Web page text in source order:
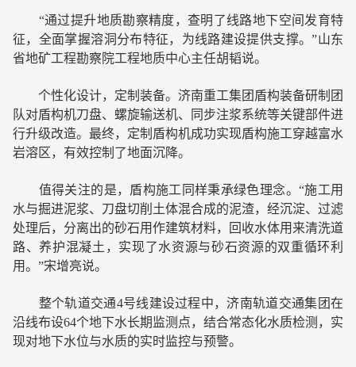
“通过提升地质勘察精度，查明了线路地下空间发育特
征，全面掌握溶洞分布特征，为线路建设提供支撑。”山东
省地矿工程勘察院工程地质中心主任胡韬说。
个性化设计，定制装备。济南重工集团盾构装备研制团
队对盾构机刀盘、螺旋输送机、同步注浆系统等关键部件进
行升级改造。最终，定制盾构机成功实现盾构施工穿越富水
岩溶区，有效控制了地面沉降。
值得关注的是，盾构施工同样秉承绿色理念。“施工用
水与掘进泥浆、刀盘切削土体混合成的泥渣，经沉淀、过滤
处理后，分离出的砂石用作建筑材料，回收水体用来清洗道
路、养护混凝土，实现了水资源与砂石资源的双重循环利
用。”宋增亮说。
整个轨道交通4号线建设过程中，济南轨道交通集团在
沿线布设64个地下水长期监测点，结合常态化水质检测，实
现对地下水位与水质的实时监控与预警。